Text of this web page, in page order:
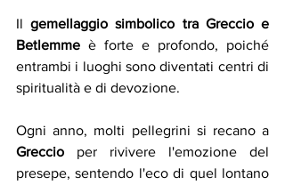
Il gemellaggio simbolico tra Greccio e
Betlemme è forte e profondo, poiché
entrambi i luoghi sono diventati centri di
spiritualità e di devozione.
Greccio per rivivere l'emozione del
presepe, sentendo l'eco di quel lontano